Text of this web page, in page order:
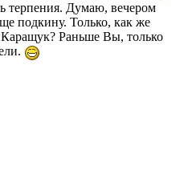
терпения. Думаю, вечером
подкину. Только, как же
Раньше Вы, только